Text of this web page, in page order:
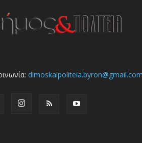
dimoskaipoliteia.byron@gmail.com